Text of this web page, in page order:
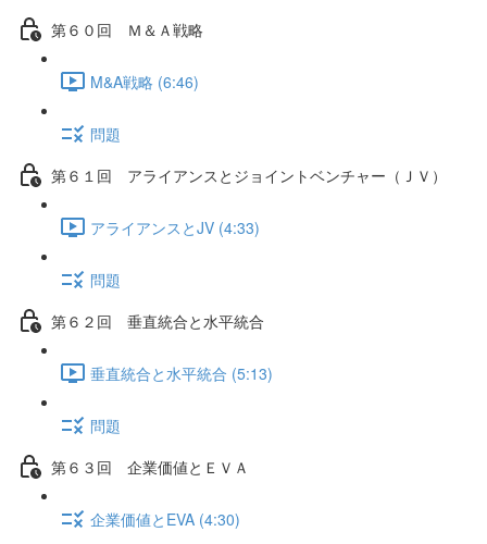
第６０回 Ｍ＆Ａ戦略
M&A戦略 (6:46)
問題
第６１回 アライアンスとジョイントベンチャー（ＪＶ）
アライアンスとJV (4:33)
問題
第６２回 垂直統合と水平統合
垂直統合と水平統合 (5:13)
問題
第６３回 企業価値とＥＶＡ
企業価値とEVA (4:30)